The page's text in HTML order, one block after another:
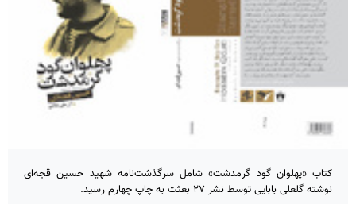
کتاب «پهلوان گود گرمدشت» شامل سرگذشت‌نامه شهید حسین قجه‌ای
نوشته گلعلی بابایی توسط نشر ۲۷ بعثت به چاپ چهارم رسید.